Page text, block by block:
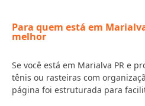
Para quem está em
melhor
Se você está em Marialva PR e
tênis ou rasteiras com
página foi estruturada para